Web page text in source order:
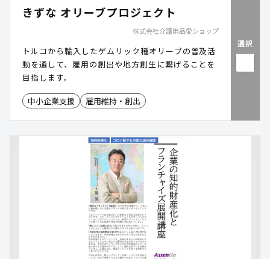
きずな オリーブプロジェクト
株式会社介護用品愛ショップ
トルコから輸入したゲムリック種オリーブの普及活
動を通して、雇用の創出や地方創生に繋げることを
目指します。
中小企業支援 雇用維持・創出
選択